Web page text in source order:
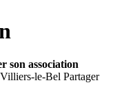
son association
le-Bel Partager